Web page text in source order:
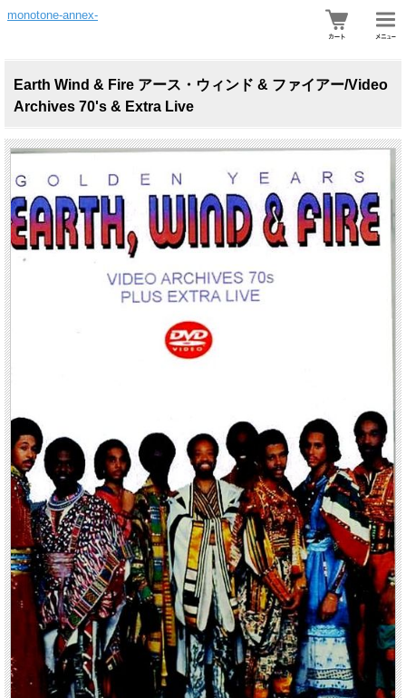
monotone-annex-
Earth Wind & Fire アース・ウィンド & ファイアー/Video
Archives 70's & Extra Live